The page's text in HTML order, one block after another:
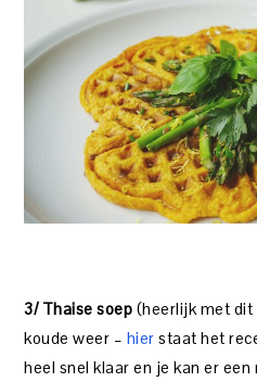
3/ Thaise soep (heerlijk met
koude weer – hier staat het
heel snel klaar en je kan er